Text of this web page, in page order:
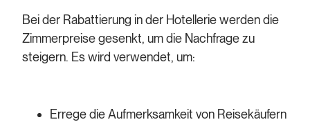
Bei der Rabattierung in der Hotellerie werden die
Zimmerpreise gesenkt, um die Nachfrage zu
steigern. Es wird verwendet, um:
Errege die Aufmerksamkeit von Reisekäufern